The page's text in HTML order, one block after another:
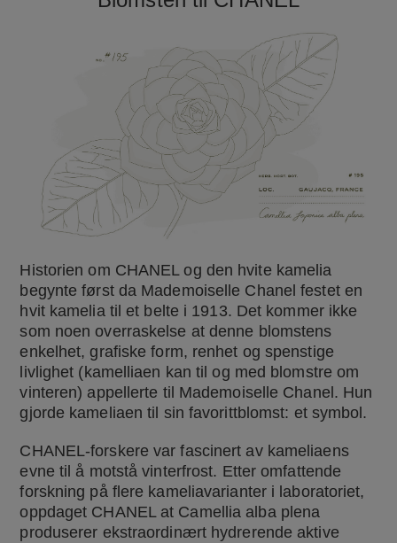
Historien om CHANEL og den hvite kamelia
begynte først da Mademoiselle Chanel festet en
hvit kamelia til et belte i 1913. Det kommer ikke
som noen overraskelse at denne blomstens
enkelhet, grafiske form, renhet og spenstige
livlighet (kamelliaen kan til og med blomstre om
vinteren) appellerte til Mademoiselle Chanel. Hun
gjorde kameliaen til sin favorittblomst: et symbol.
CHANEL-forskere var fascinert av kameliaens
evne til å motstå vinterfrost. Etter omfattende
forskning på flere kameliavarianter i laboratoriet,
oppdaget CHANEL at Camellia alba plena
produserer ekstraordinært hydrerende aktive